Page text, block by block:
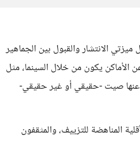
الانتشار والقبول بين الجماهير
الأماكن يكون من خلال السينما، مثل
عنها صيت -حقيقي أو غير حقيقي-
المناهضة للتزييف، والمثقفون